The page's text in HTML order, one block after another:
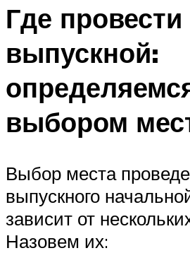
Где провести
выпускной:
выбором
Выбор места
выпускного
зависит от
Назовем их: